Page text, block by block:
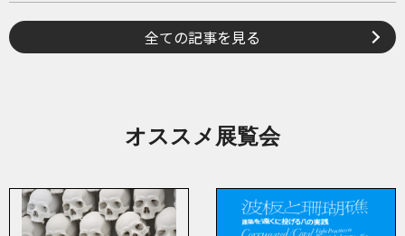
全ての記事を見る
オススメ展覧会